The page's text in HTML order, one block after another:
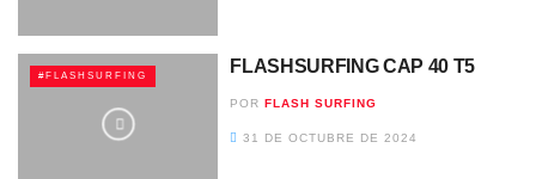
#FLASHSURFING FLASHSURFING CAP 40 T5
POR FLASH SURFING
31 DE OCTUBRE DE 2024